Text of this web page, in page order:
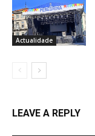
Actualidade
LEAVE A REPLY